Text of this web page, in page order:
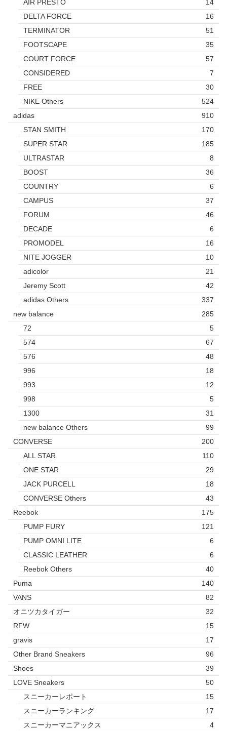
AIR PRESTO
14
DELTA FORCE
16
TERMINATOR
51
FOOTSCAPE
35
COURT FORCE
57
CONSIDERED
7
FREE
30
NIKE Others
524
adidas
910
STAN SMITH
170
SUPER STAR
185
ULTRASTAR
8
BOOST
36
COUNTRY
6
CAMPUS
37
FORUM
46
DECADE
6
PROMODEL
16
NITE JOGGER
10
adicolor
21
Jeremy Scott
42
adidas Others
337
new balance
285
72
5
574
67
576
48
996
18
993
12
998
5
1300
31
new balance Others
99
CONVERSE
200
ALL STAR
110
ONE STAR
29
JACK PURCELL
18
CONVERSE Others
43
Reebok
175
PUMP FURY
121
PUMP OMNI LITE
6
CLASSIC LEATHER
6
Reebok Others
40
Puma
140
VANS
82
オニツカタイガー
32
RFW
15
gravis
17
Other Brand Sneakers
96
Shoes
39
LOVE Sneakers
50
スニーカーレポート
15
スニーカーランキング
17
スニーカーマニアックス
4